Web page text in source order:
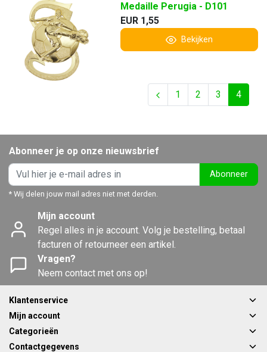
Medaille Perugia - D101
EUR 1,55
Bekijken
1 2 3 4
Abonneer je op onze nieuwsbrief
Abonneer
* Wij delen jouw mail adres niet met derden.
Mijn account
Regel alles in je account. Volg je bestelling, betaal
facturen of retourneer een artikel.
Vragen?
Neem contact met ons op!
Klantenservice
Mijn account
Categorieën
Contactgegevens